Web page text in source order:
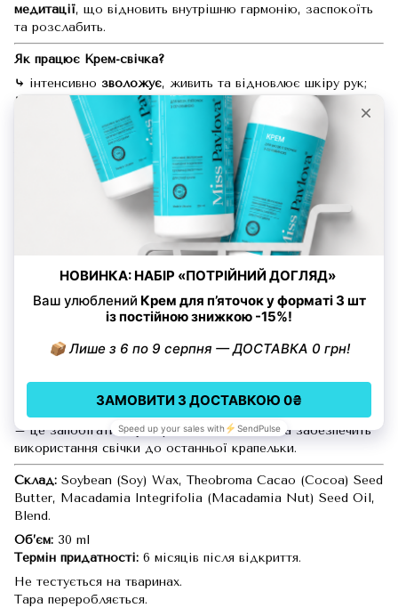
медитації, що відновить внутрішню гармонію, заспокоїть
та розслабить.
Як працює Крем-свічка?
⤷ інтенсивно зволожує, живить та відновлює шкіру рук;
⤷
загоюємікротріщини та подразнення;
наслідки роботи з побутовою хімією;
незабутній релакс та створює атмосферу SPA у
тебе вдома.
Спосіб застосування
Відкрутити кришечку, підпалити гніт, та дочекатись, поки
розтопиться необхідна кількість олійки (2-3 хвилини).
Коли олійка розтопиться, обережнозагасити свічку
долоню, розподілити по ручках, та масажувати, втираючи
її у шкіру та кутикулу декілька хвилин. Промокнути
залишки серветкою. Не змивати.Для найкращого ефекту
Зверни увагу:щоб свічка прогорала рівномірно, під час
(щоб розтоплений віск заповнив усю поверхню
“кружечка”). Також не забудь вирівняти гніт вертикально
– це запобігатиме утворенню заглиблень та забезпечить
використання свічки до останньої крапельки.
Склад: Soybean (Soy) Wax, Theobroma Cacao (Cocoa) Seed
Butter, Macadamia Integrifolia (Macadamia Nut) Seed Oil,
Blend.
Об’єм: 30 ml
Термін придатності: 6 місяців після відкриття.
Не тестується на тваринах.
Тара переробляється.